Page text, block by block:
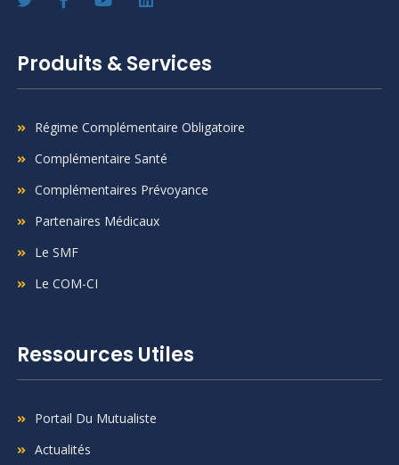
Produits & Services
Régime Complémentaire Obligatoire
Complémentaire Santé
Complémentaires Prévoyance
Partenaires Médicaux
Le SMF
Le COM-CI
Ressources Utiles
Portail Du Mutualiste
Actualités